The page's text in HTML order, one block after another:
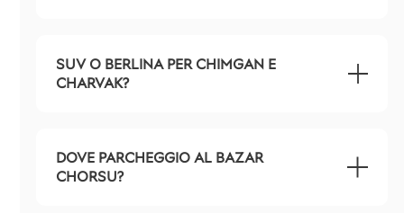
SUV O BERLINA PER CHIMGAN E
CHARVAK?
DOVE PARCHEGGIO AL BAZAR
CHORSU?